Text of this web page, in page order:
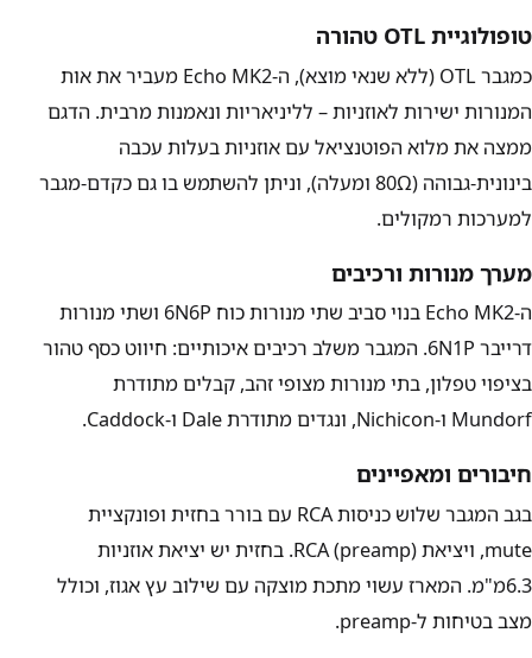
טופולוגיית OTL טהורה
כמגבר OTL (ללא שנאי מוצא), ה-Echo MK2 מעביר את אות
המנורות ישירות לאוזניות – לליניאריות ונאמנות מרבית. הדגם
ממצה את מלוא הפוטנציאל עם אוזניות בעלות עכבה
בינונית-גבוהה (80Ω ומעלה), וניתן להשתמש בו גם כקדם-מגבר
למערכות רמקולים.
מערך מנורות ורכיבים
ה-Echo MK2 בנוי סביב שתי מנורות כוח 6N6P ושתי מנורות
דרייבר 6N1P. המגבר משלב רכיבים איכותיים: חיווט כסף טהור
בציפוי טפלון, בתי מנורות מצופי זהב, קבלים מתודרת
Mundorf ו-Nichicon, ונגדים מתודרת Dale ו-Caddock.
חיבורים ומאפיינים
בגב המגבר שלוש כניסות RCA עם בורר בחזית ופונקציית
mute, ויציאת RCA (preamp). בחזית יש יציאת אוזניות
6.3מ"מ. המארז עשוי מתכת מוצקה עם שילוב עץ אגוז, וכולל
מצב בטיחות ל-preamp.